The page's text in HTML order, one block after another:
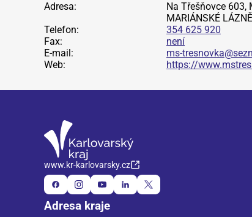
Adresa:
Na Třešňovce 603,
MARIÁNSKÉ
Telefon:
354 625 920
Fax:
není
E-mail:
ms-
Web:
https://
www.kr-karlovarsky.cz
Adresa kraje